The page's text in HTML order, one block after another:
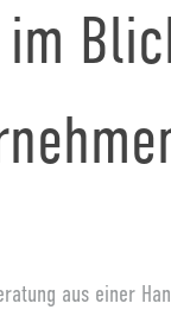
aus einer